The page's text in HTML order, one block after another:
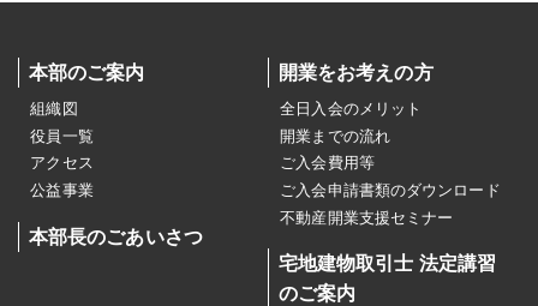
本部のご案内
組織図
役員一覧
アクセス
公益事業
本部長のごあいさつ
開業をお考えの方
全日入会のメリット
開業までの流れ
ご入会費用等
ご入会申請書類のダウンロード
不動産開業支援セミナー
宅地建物取引士 法定講習
のご案内